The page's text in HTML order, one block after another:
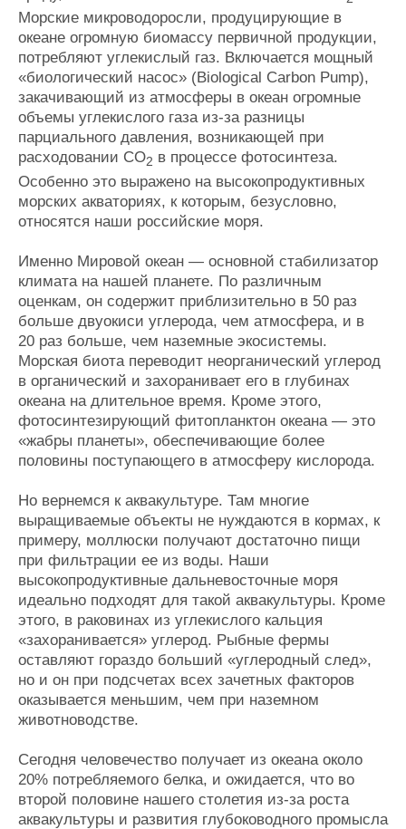
Морские микроводоросли, продуцирующие в
океане огромную биомассу первичной продукции,
потребляют углекислый газ. Включается мощный
«биологический насос» (Biological Carbon Pump),
закачивающий из атмосферы в океан огромные
объемы углекислого газа из-за разницы
парциального давления, возникающей при
расходовании СО2 в процессе фотосинтеза.
Особенно это выражено на высокопродуктивных
морских акваториях, к которым, безусловно,
относятся наши российские моря.
Именно Мировой океан — основной стабилизатор
климата на нашей планете. По различным
оценкам, он содержит приблизительно в 50 раз
больше двуокиси углерода, чем атмосфера, и в
20 раз больше, чем наземные экосистемы.
Морская биота переводит неорганический углерод
в органический и захоранивает его в глубинах
океана на длительное время. Кроме этого,
фотосинтезирующий фитопланктон океана — это
«жабры планеты», обеспечивающие более
половины поступающего в атмосферу кислорода.
Но вернемся к аквакультуре. Там многие
выращиваемые объекты не нуждаются в кормах, к
примеру, моллюски получают достаточно пищи
при фильтрации ее из воды. Наши
высокопродуктивные дальневосточные моря
идеально подходят для такой аквакультуры. Кроме
этого, в раковинах из углекислого кальция
«захоранивается» углерод. Рыбные фермы
оставляют гораздо больший «углеродный след»,
но и он при подсчетах всех зачетных факторов
оказывается меньшим, чем при наземном
животноводстве.
Сегодня человечество получает из океана около
20% потребляемого белка, и ожидается, что во
второй половине нашего столетия из-за роста
аквакультуры и развития глубоководного промысла